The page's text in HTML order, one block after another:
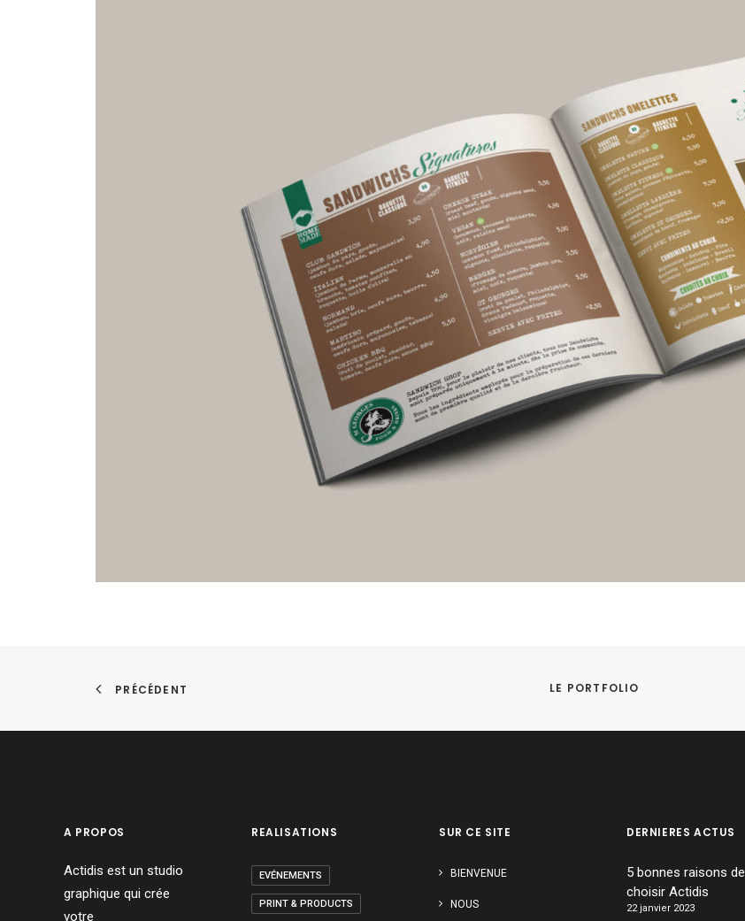
PRÉCÉDENT LE PORTFOLIO
A PROPOS
Actidis est un studio
graphique qui crée
votre
REALISATIONS
EVÉNEMENTS
PRINT & PRODUCTS
SUR CE SITE
BIENVENUE
NOUS
DERNIERES ACTUS
5 bonnes raisons de
choisir Actidis
22 janvier 2023